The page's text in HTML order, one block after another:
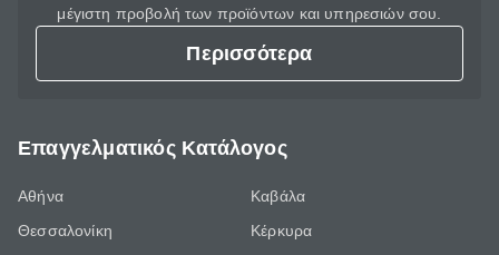
μέγιστη προβολή των προϊόντων και υπηρεσιών σου.
Περισσότερα
Επαγγελματικός Κατάλογος
Αθήνα
Θεσσαλονίκη
Καβάλα
Κέρκυρα